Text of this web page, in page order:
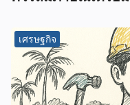
เศรษฐกิจ